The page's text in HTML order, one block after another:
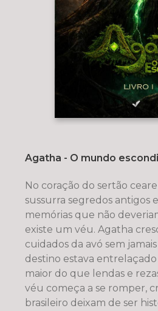
Agatha - O mundo
No coração do sertão
sussurra segredos antigos
memórias que não
existe um véu. Agatha
cuidados da avó sem
destino estava
maior do que lendas e
véu começa a se romper,
brasileiro deixam de ser